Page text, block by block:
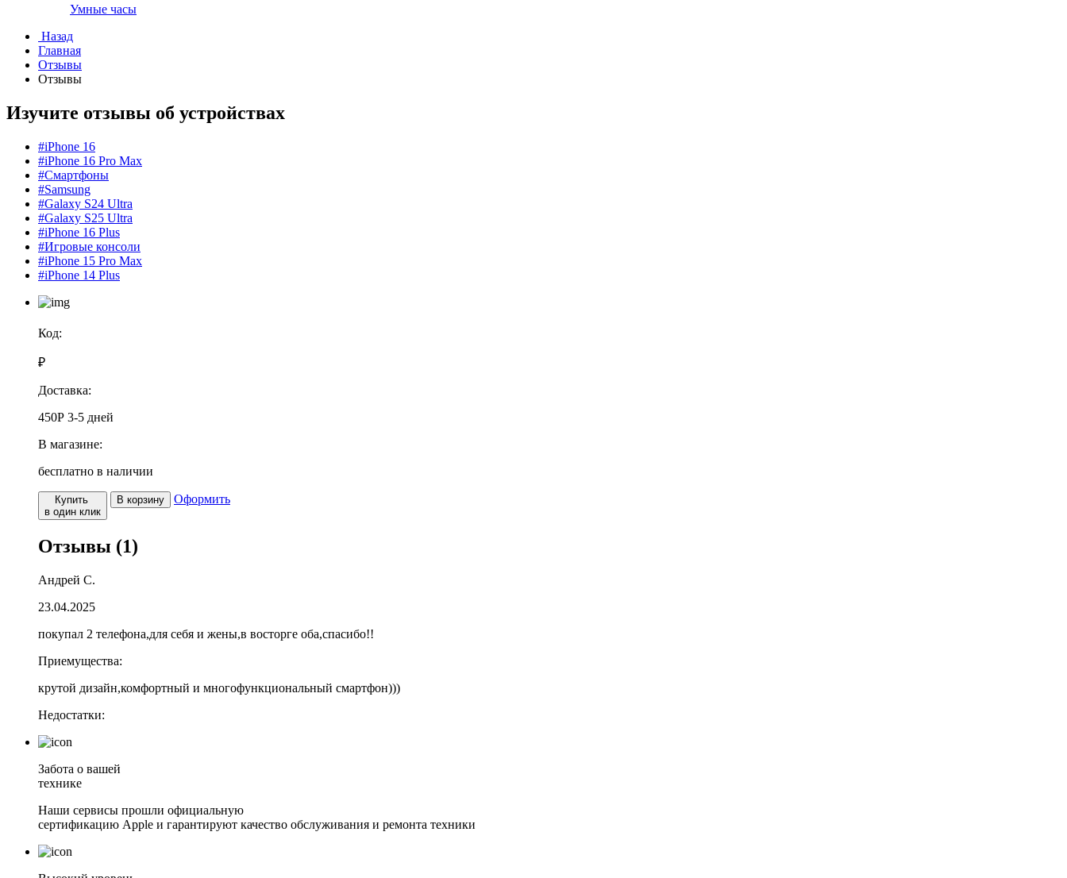
Умные часы
Назад
Главная
Отзывы
Отзывы
Изучите отзывы об устройствах
#iPhone 16
#iPhone 16 Pro Max
#Смартфоны
#Samsung
#Galaxy S24 Ultra
#Galaxy S25 Ultra
#iPhone 16 Plus
#Игровые консоли
#iPhone 15 Pro Max
#iPhone 14 Plus
Код:
₽
Доставка:
450Р 3-5 дней
В магазине:
бесплатно в наличии
Купить
в один клик
В корзину Оформить
Отзывы (1)
Андрей С.
23.04.2025
покупал 2 телефона,для себя и жены,в восторге оба,спасибо!!
Приемущества:
крутой дизайн,комфортный и многофункциональный смартфон)))
Недостатки:
Забота о вашей
технике
Наши сервисы прошли официальную
сертификацию Apple и гарантируют качество обслуживания и ремонта техники